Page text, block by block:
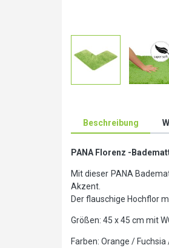
Beschreibung
PANA Florenz -
Mit dieser PANA
Akzent.
Der flauschige Hochflor
Größen: 45 x 45 cm mit
Farben: Orange /